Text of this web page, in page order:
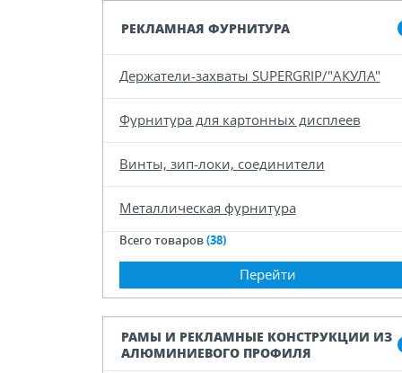
РЕКЛАМНАЯ ФУРНИТУРА
Держатели-захваты SUPERGRIP/"АКУЛА"
Фурнитура для картонных дисплеев
Винты, зип-локи, соединители
Металлическая фурнитура
Всего товаров(38)
Перейти
РАМЫ И РЕКЛАМНЫЕ КОНСТРУКЦИИ ИЗ
АЛЮМИНИЕВОГО ПРОФИЛЯ